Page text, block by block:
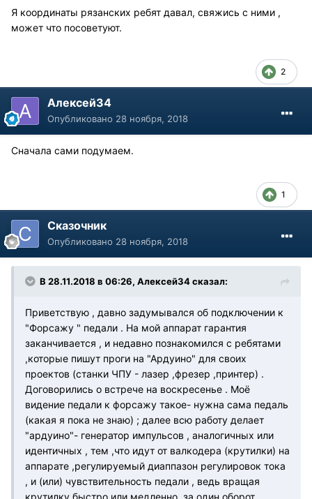
Я координаты рязанских ребят давал, свяжись с ними ,
может что посоветуют.
2
Алексей34
Опубликовано 28 ноября, 2018
Сначала сами подумаем.
1
Сказочник
Опубликовано 28 ноября, 2018
В 28.11.2018 в 06:26, Алексей34 сказал:
Приветствую , давно задумывался об подключении к
"Форсажу " педали . На мой аппарат гарантия
заканчивается , и недавно познакомился с ребятами
,которые пишут проги на "Ардуино" для своих
проектов (станки ЧПУ - лазер ,фрезер ,принтер) .
Договорились о встрече на воскресенье . Моё
видение педали к форсажу такое- нужна сама педаль
(какая я пока не знаю) ; далее всю работу делает
"ардуино"- генератор импульсов , аналогичных или
идентичных , тем ,что идут от валкодера (крутилки) на
аппарате ,регулируемый диаппазон регулировок тока
, и (или) чувствительность педали , ведь вращая
крутилку быстро или медленно ,за один оборот